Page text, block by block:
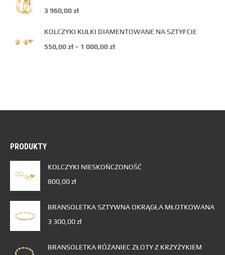
3 960,00zł
KOLCZYKI KULKI DIAMENTOWANE NA SZTYFCIE
550,00zł – 1 000,00zł
PRODUKTY
KOLCZYKI NIESKOŃCZONOŚĆ
800,00zł
BRANSOLETKA SZTYWNA OKRĄGŁA MŁOTKOWANA
3 300,00zł
BRANSOLETKA RÓŻANIEC ZŁOTY Z KRZYŻYKIEM